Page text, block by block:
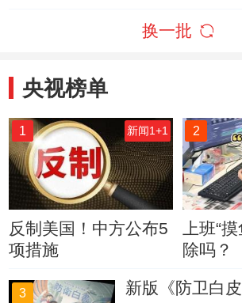
换一批
央视榜单
1 新闻1+1
反制美国！中方公布5
项措施
2
上班“
除吗？
3 新版《防卫白